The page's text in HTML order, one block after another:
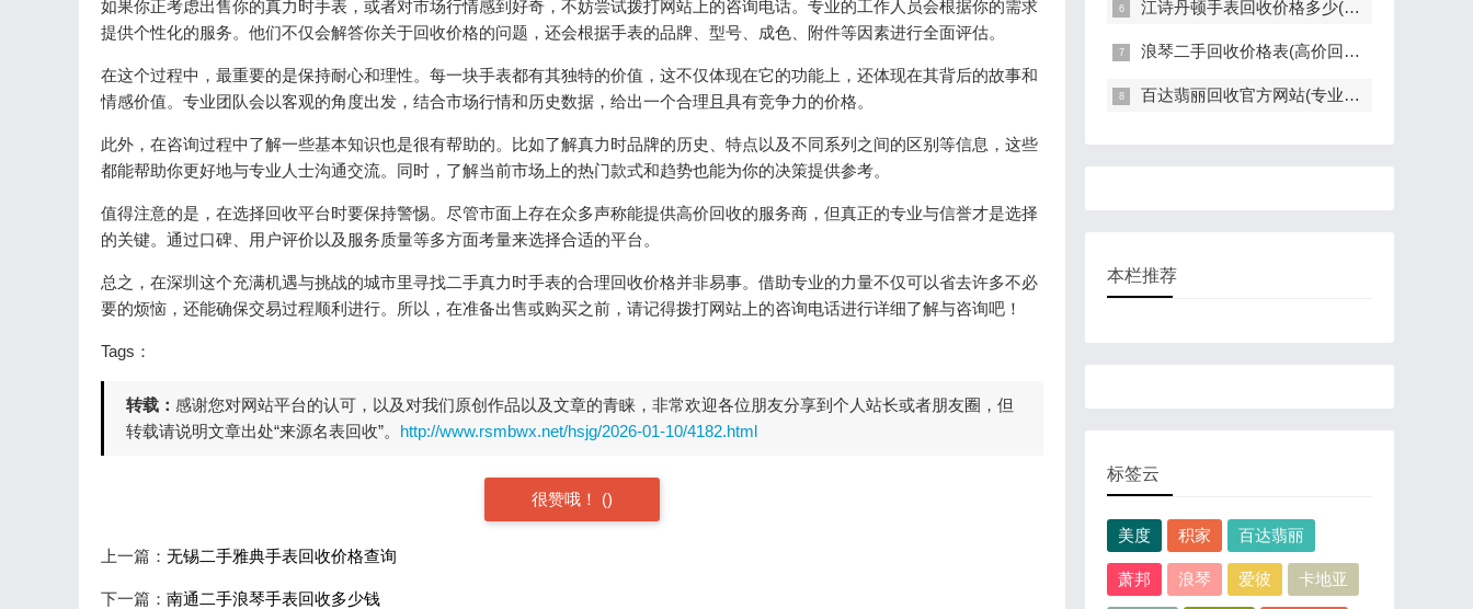
如果你正考虑出售你的真力时手表，或者对市场行情感到好奇，不妨尝试拨打网站上的咨询电话。专业的工作人员会根据你的需求
提供个性化的服务。他们不仅会解答你关于回收价格的问题，还会根据手表的品牌、型号、成色、附件等因素进行全面评估。
在这个过程中，最重要的是保持耐心和理性。每一块手表都有其独特的价值，这不仅体现在它的功能上，还体现在其背后的故事和
情感价值。专业团队会以客观的角度出发，结合市场行情和历史数据，给出一个合理且具有竞争力的价格。
此外，在咨询过程中了解一些基本知识也是很有帮助的。比如了解真力时品牌的历史、特点以及不同系列之间的区别等信息，这些
都能帮助你更好地与专业人士沟通交流。同时，了解当前市场上的热门款式和趋势也能为你的决策提供参考。
值得注意的是，在选择回收平台时要保持警惕。尽管市面上存在众多声称能提供高价回收的服务商，但真正的专业与信誉才是选择
的关键。通过口碑、用户评价以及服务质量等多方面考量来选择合适的平台。
总之，在深圳这个充满机遇与挑战的城市里寻找二手真力时手表的合理回收价格并非易事。借助专业的力量不仅可以省去许多不必
要的烦恼，还能确保交易过程顺利进行。所以，在准备出售或购买之前，请记得拨打网站上的咨询电话进行详细了解与咨询吧！
Tags：
转载： 感谢您对网站平台的认可，以及对我们原创作品以及文章的青睐，非常欢迎各位朋友分享到个人站长或者朋友圈，但
转载请说明文章出处“来源名表回收”。 http://www.rsmbwx.net/hsjg/2026-01-10/4182.html
很赞哦！ ()
上一篇： 无锡二手雅典手表回收价格查询
下一篇： 南通二手浪琴手表回收多少钱
江诗丹顿手表回收价格多少(高价回收指南)
浪琴二手回收价格表(高价回收，快速评估，全面解读)
百达翡丽回收官方网站(专业回收服务，高价回收，轻松变现)
本栏推荐
标签云
美度 积家 百达翡丽
萧邦 浪琴 爱彼 卡地亚